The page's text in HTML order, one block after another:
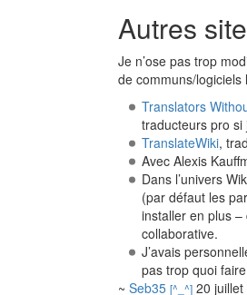
Autres
Je n’ose pas trop
de communs/logiciels
Translators
traducteurs pro si
TranslateWiki,
Avec Alexis
Dans l’univers
(par défaut les
installer en plus –
collaborative.
J’avais
pas trop quoi
~ Seb35 [^_^] 20